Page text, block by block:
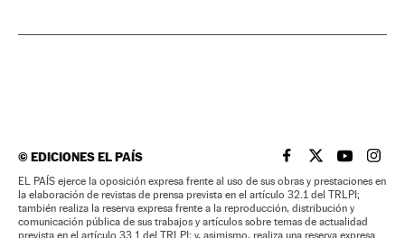
©EDICIONES EL PAÍS EL PAÍS BRASIL EN
EL PAÍSEL PAÍS
EL
EL PAÍS ejerce la oposición expresa frente al uso de sus obras y prestaciones en
la elaboración de revistas de prensa prevista en el artículo 32.1 del TRLPI;
también realiza la reserva expresa frente a la reproducción, distribución y
comunicación pública de sus trabajos y artículos sobre temas de actualidad
prevista en el artículo 33.1 del TRLPI; y, asimismo, realiza una reserva expresa